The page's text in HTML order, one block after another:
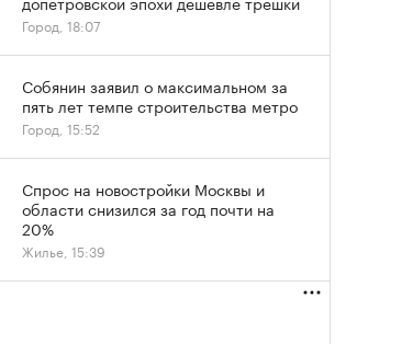
Город, 18:07
Собянин заявил о максимальном за
пять лет темпе строительства метро
Город, 15:52
Спрос на новостройки Москвы и
области снизился за год почти на
20%
Жилье, 15:39